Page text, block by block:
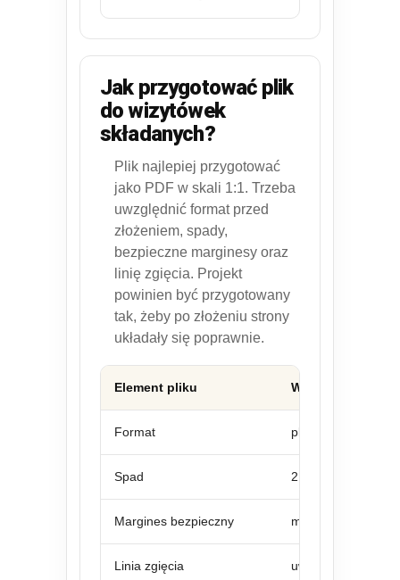
Jak przygotować plik
do wizytówek
składanych?
Plik najlepiej przygotować
jako PDF w skali 1:1. Trzeba
uwzględnić format przed
złożeniem, spady,
bezpieczne marginesy oraz
linię zgięcia. Projekt
powinien być przygotowany
tak, żeby po złożeniu strony
układały się poprawnie.
Element pliku Wymaganie
Format plik w skali 1:1,
Spad 2,5 mm z każdej
Margines bezpieczny minimum 4 mm
Linia zgięcia uwzględniona w